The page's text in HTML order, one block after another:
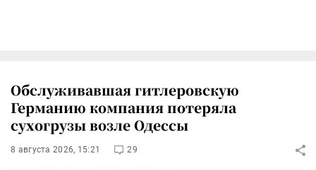
Обслуживавшая гитлеровскую
Германию компания потеряла
сухогрузы возле Одессы
8 августа 2026, 15:21 29